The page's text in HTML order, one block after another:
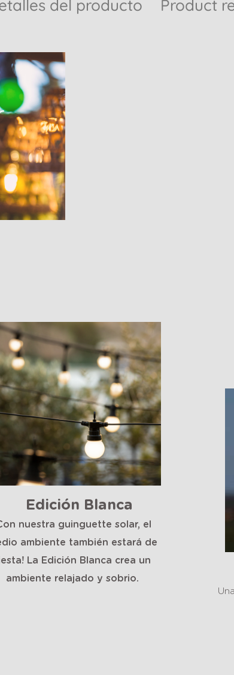
del producto Product
Edición Blanca
nuestra guinguette solar, el
ambiente también estará de
La Edición Blanca crea un
ambiente relajado y sobrio.